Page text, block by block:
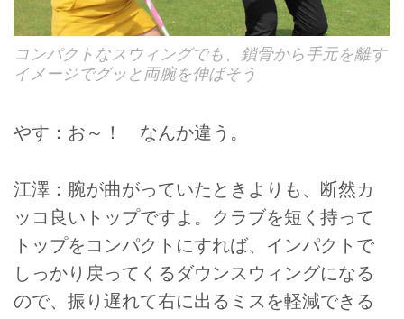
コンパクトなスウィングでも、鎖骨から手元を離す
イメージでグッと両腕を伸ばそう
やす：お～！ なんか違う。
江澤：腕が曲がっていたときよりも、断然カ
ッコ良いトップですよ。クラブを短く持って
トップをコンパクトにすれば、インパクトで
しっかり戻ってくるダウンスウィングになる
ので、振り遅れて右に出るミスを軽減できる